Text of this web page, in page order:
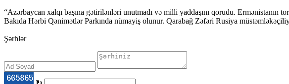
“Azərbaycan xalqı başına gətirilənləri unutmadı və milli yaddaşını qorudu. Ermənistanın
Bakıda Hərbi Qənimətlər Parkında nümayiş olunur. Qarabağ Zəfəri Rusiya
Şərhlər